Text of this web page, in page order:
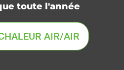
toute l'année
AIR/AIR